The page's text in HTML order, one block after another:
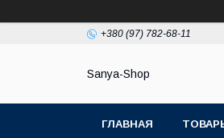
+380 (97) 782-68-11
Sanya-Shop
ГЛАВНАЯ